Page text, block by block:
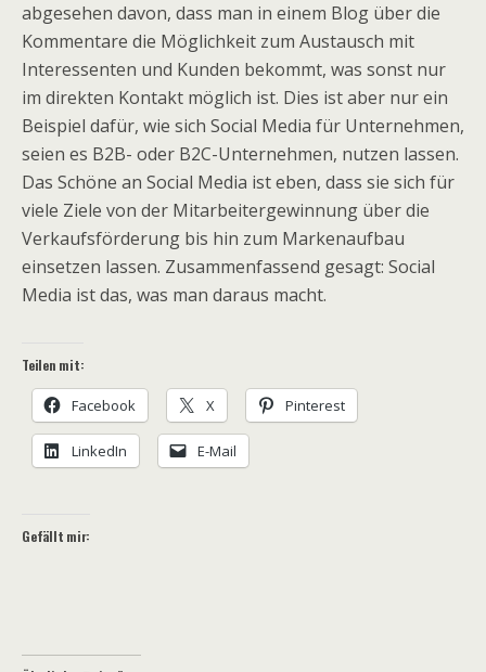
abgesehen davon, dass man in einem Blog über die
Kommentare die Möglichkeit zum Austausch mit
Interessenten und Kunden bekommt, was sonst nur
im direkten Kontakt möglich ist. Dies ist aber nur ein
Beispiel dafür, wie sich Social Media für Unternehmen,
seien es B2B- oder B2C-Unternehmen, nutzen lassen.
Das Schöne an Social Media ist eben, dass sie sich für
viele Ziele von der Mitarbeitergewinnung über die
Verkaufsförderung bis hin zum Markenaufbau
einsetzen lassen. Zusammenfassend gesagt: Social
Media ist das, was man daraus macht.
Teilen mit:
Facebook X Pinterest
LinkedIn E-Mail
Gefällt mir: